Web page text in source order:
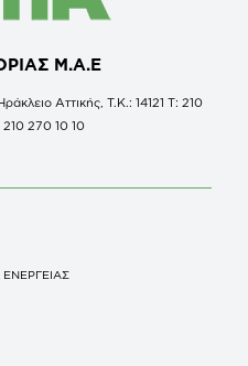
Μ.Α.Ε
Αττικής, Τ.Κ.: 14121 Τ: 210
270 10 10
ΕΝΕΡΓΕΙΑΣ